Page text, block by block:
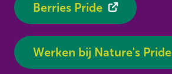
Berries Pride
Werken bij Nature's Pride